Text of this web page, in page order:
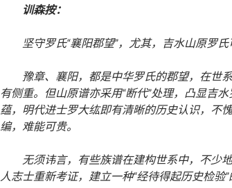
训森按：
坚守罗氏“襄阳郡望”，尤其，吉水山原罗氏
豫章、襄阳，都是中华罗氏的郡望，在世
有侧重。但山原谱亦采用“断代”处理，凸显吉
蕴，明代进士罗大纮即有清晰的历史认识，不
编，难能可贵。
无须讳言，有些族谱在建构世系中，不少
人志士重新考证，建立一种“经待得起历史检验”